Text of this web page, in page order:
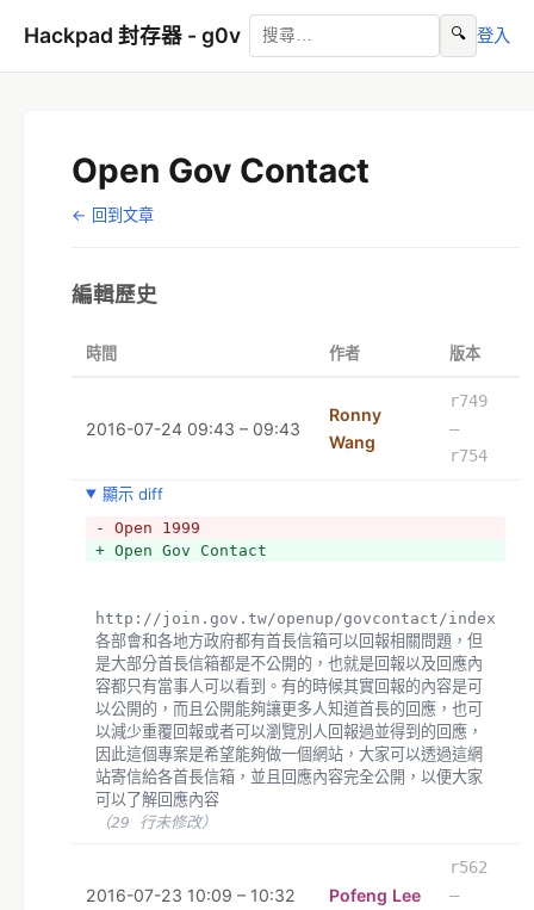
Hackpad 封存器 - g0v 🔍 登入
Open Gov Contact
← 回到文章
編輯歷史
時間 作者 版本
2016-07-24 09:43 – 09:43
Ronny
Wang
r749
–
r754
顯示 diff
- Open 1999
+ Open Gov Contact
http://join.gov.tw/openup/govcontact/index
各部會和各地方政府都有首長信箱可以回報相關問題，但
是大部分首長信箱都是不公開的，也就是回報以及回應內
容都只有當事人可以看到。有的時候其實回報的內容是可
以公開的，而且公開能夠讓更多人知道首長的回應，也可
以減少重覆回報或者可以瀏覽別人回報過並得到的回應，
因此這個專案是希望能夠做一個網站，大家可以透過這網
站寄信給各首長信箱，並且回應內容完全公開，以便大家
可以了解回應內容
（29 行未修改）
2016-07-23 10:09 – 10:32 Pofeng Lee
r562
–